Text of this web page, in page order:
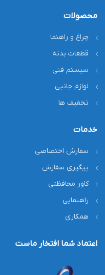
محصولات
چراغ و راهنما
قطعات بدنه
سیستم فنی
لوازم جانبی
تخفیف ها
خدمات
سفارش اختصاصی
پیگیری سفارش
کاور محافظتی
راهنمایی
همکاری
اعتماد شما افتخار ماست